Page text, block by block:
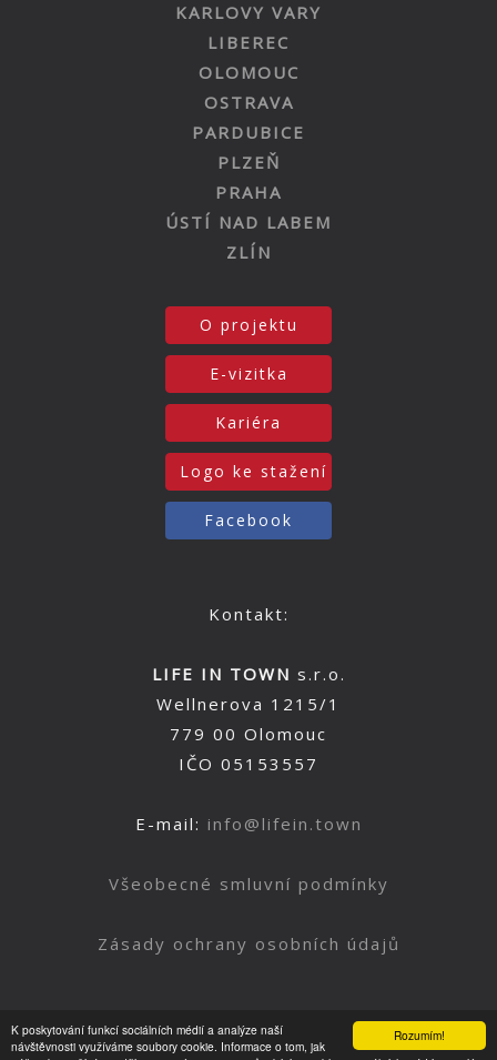
Rozumím!
K poskytování funkcí sociálních médií a analýze naší
návštěvnosti využíváme soubory cookie. Informace o tom, jak
KARLOVY VARY
LIBEREC
OLOMOUC
OSTRAVA
PARDUBICE
PLZEŇ
PRAHA
ÚSTÍ NAD LABEM
ZLÍN
O projektu
E-vizitka
Kariéra
Logo ke stažení
Facebook
Kontakt:
LIFE IN TOWN s.r.o.
Wellnerova 1215/1
779 00 Olomouc
IČO 05153557
E-mail: info@lifein.town
Všeobecné smluvní podmínky
Zásady ochrany osobních údajů
Nahoru